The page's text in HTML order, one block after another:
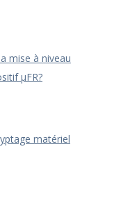
mise à niveau
μFR?
matériel